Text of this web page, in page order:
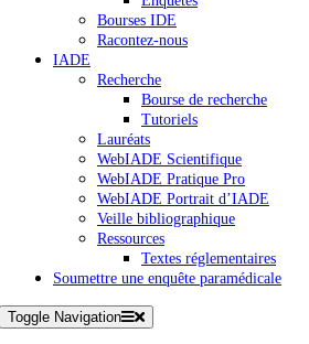
Bourses IDE
Racontez-nous
IADE
Recherche
Bourse de recherche
Tutoriels
Lauréats
WebIADE Scientifique
WebIADE Pratique Pro
WebIADE Portrait d’IADE
Veille bibliographique
Ressources
Textes réglementaires
Soumettre une enquête paramédicale
Toggle Navigation